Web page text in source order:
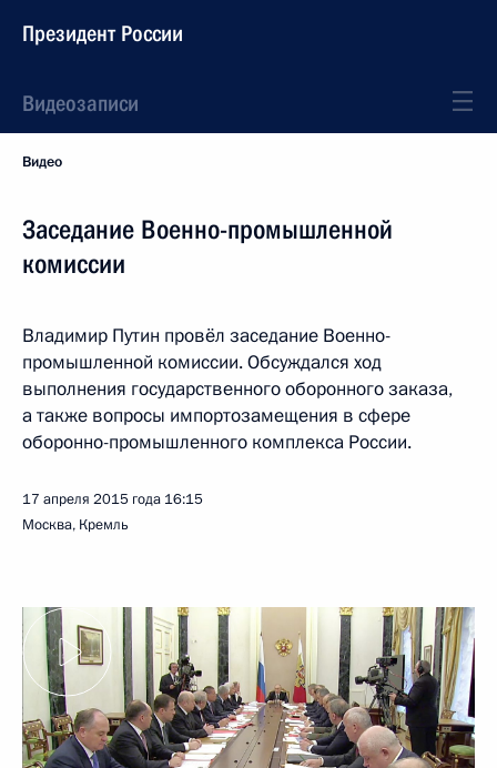
Президент России
Видеозаписи
Видео
Заседание Военно-промышленной
комиссии
Владимир Путин провёл заседание Военно-
промышленной комиссии. Обсуждался ход
выполнения государственного оборонного заказа,
а также вопросы импортозамещения в сфере
оборонно-промышленного комплекса России.
17 апреля 2015 года 16:15
Москва, Кремль